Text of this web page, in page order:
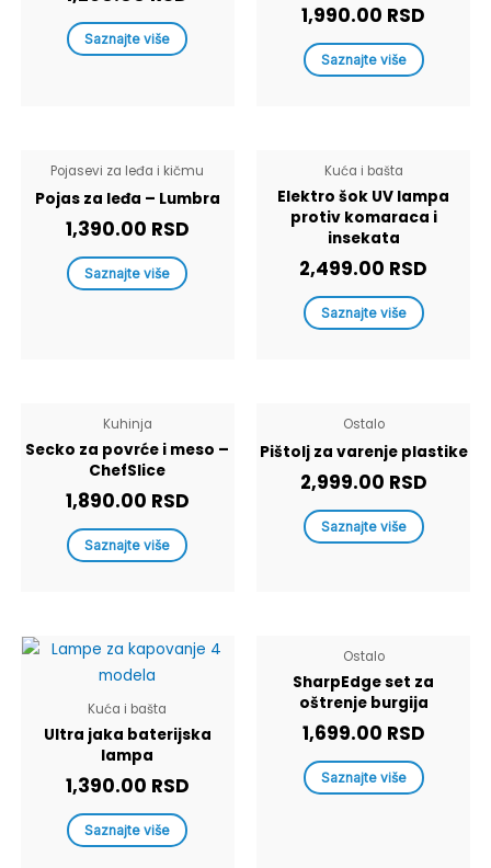
Saznajte više
1,990.00 RSD
Saznajte više
Pojasevi za leđa i kičmu
Pojas za leđa – Lumbra
1,390.00 RSD
Saznajte više
Kuća i bašta
Elektro šok UV lampa
protiv komaraca i
insekata
2,499.00 RSD
Saznajte više
Kuhinja
Secko za povrće i meso –
ChefSlice
1,890.00 RSD
Saznajte više
Ostalo
Pištolj za varenje plastike
2,999.00 RSD
Saznajte više
Kuća i bašta
Ultra jaka baterijska
lampa
1,390.00 RSD
Saznajte više
Ostalo
SharpEdge set za
oštrenje burgija
1,699.00 RSD
Saznajte više